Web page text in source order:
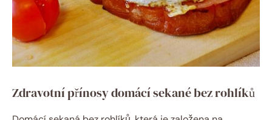
Zdravotní přínosy domácí sekané bez rohlíků